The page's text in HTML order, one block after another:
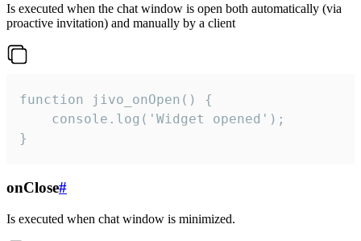
Is executed when the chat window is open both automatically (via
proactive invitation) and manually by a client
function jivo_onOpen() {
    console.log('Widget opened');
}
onClose#
Is executed when chat window is minimized.